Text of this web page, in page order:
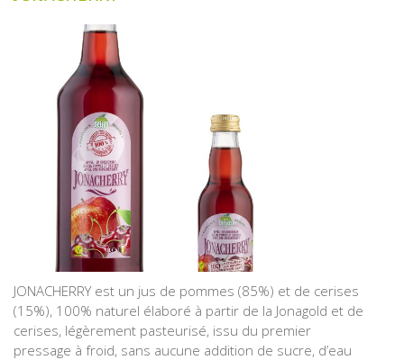
JONACHERRY est un jus de pommes (85%) et de cerises
(15%), 100% naturel élaboré à partir de la Jonagold et de
cerises, légèrement pasteurisé, issu du premier
pressage à froid, sans aucune addition de sucre, d’eau